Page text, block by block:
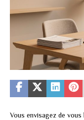
Vous envisagez de vous